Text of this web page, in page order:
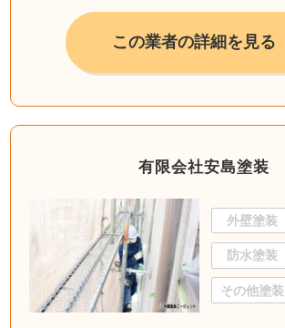
この業者の詳細を見る
有限会社安島塗装
外壁塗装
防水塗装
その他塗装